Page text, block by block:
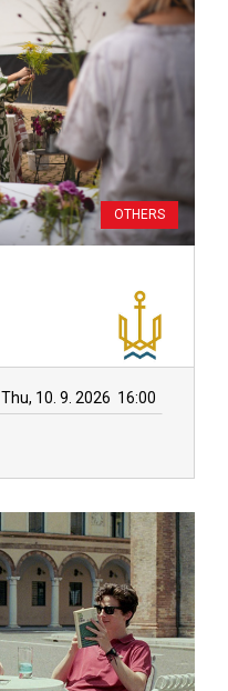
OTHERS
Thu, 10. 9. 2026 16:00